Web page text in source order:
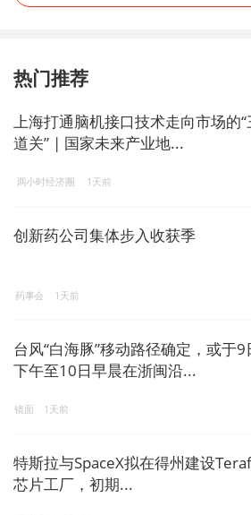
热门推荐
上海打通脑机接口技术走向市场的“
道关” | 国家未来产业地...
两小时经济圈 1天前
创新药公司集体步入收获季
药事会 1天前
台风“白海豚”移动路径确定，或于9
下午至10日早晨在浙闽沿...
镜面 1天前
特斯拉与SpaceX拟在得州建设
芯片工厂，初期...